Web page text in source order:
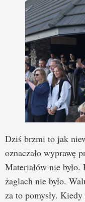
Dziś brzmi to jak
oznaczało wyprawę
Materiałów nie
żaglach nie było.
za to pomysły.